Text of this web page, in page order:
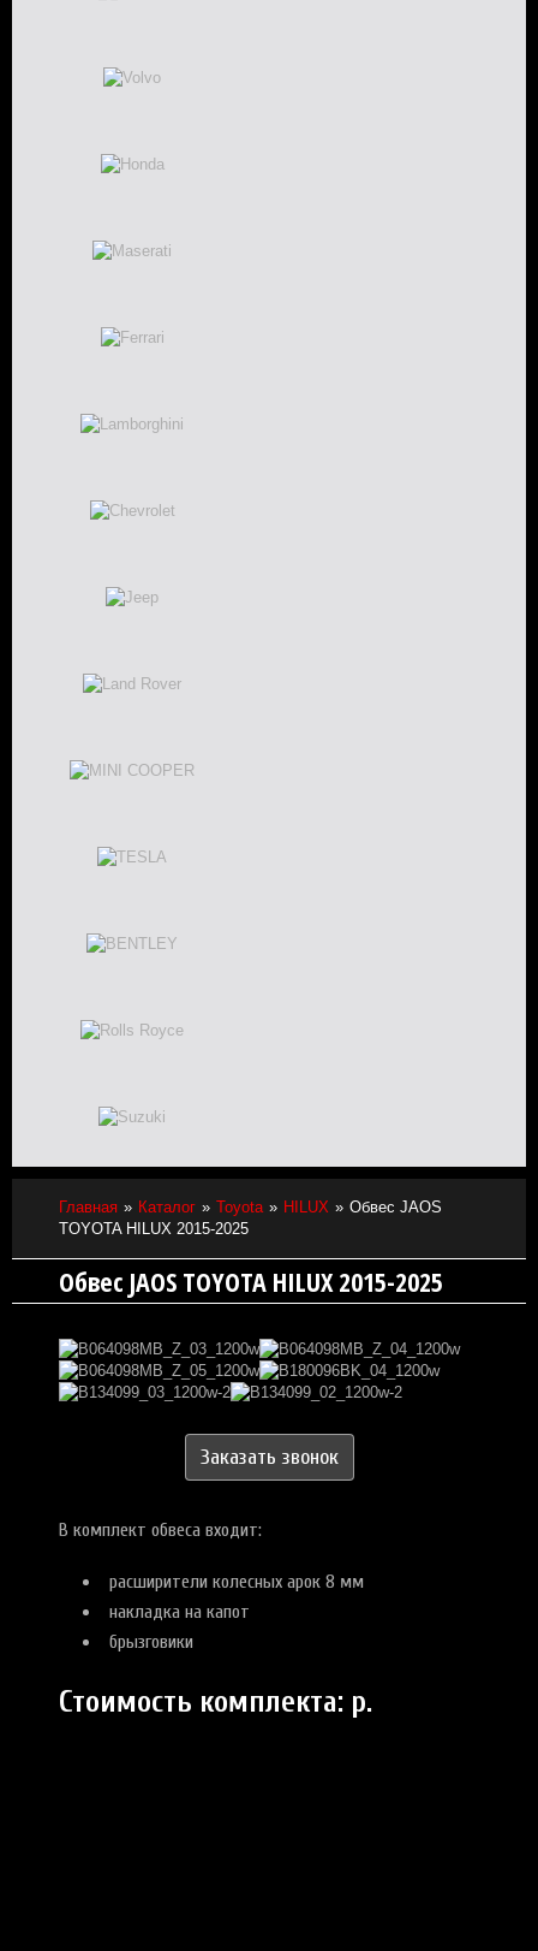
Главная Каталог Toyota HILUX
Обвес JAOS
TOYOTA HILUX 2015-2025
Обвес JAOS TOYOTA HILUX 2015-2025
Заказать звонок
В комплект обвеса входит:
расширители колесных арок 8 мм
накладка на капот
брызговики
Стоимость комплекта: р.